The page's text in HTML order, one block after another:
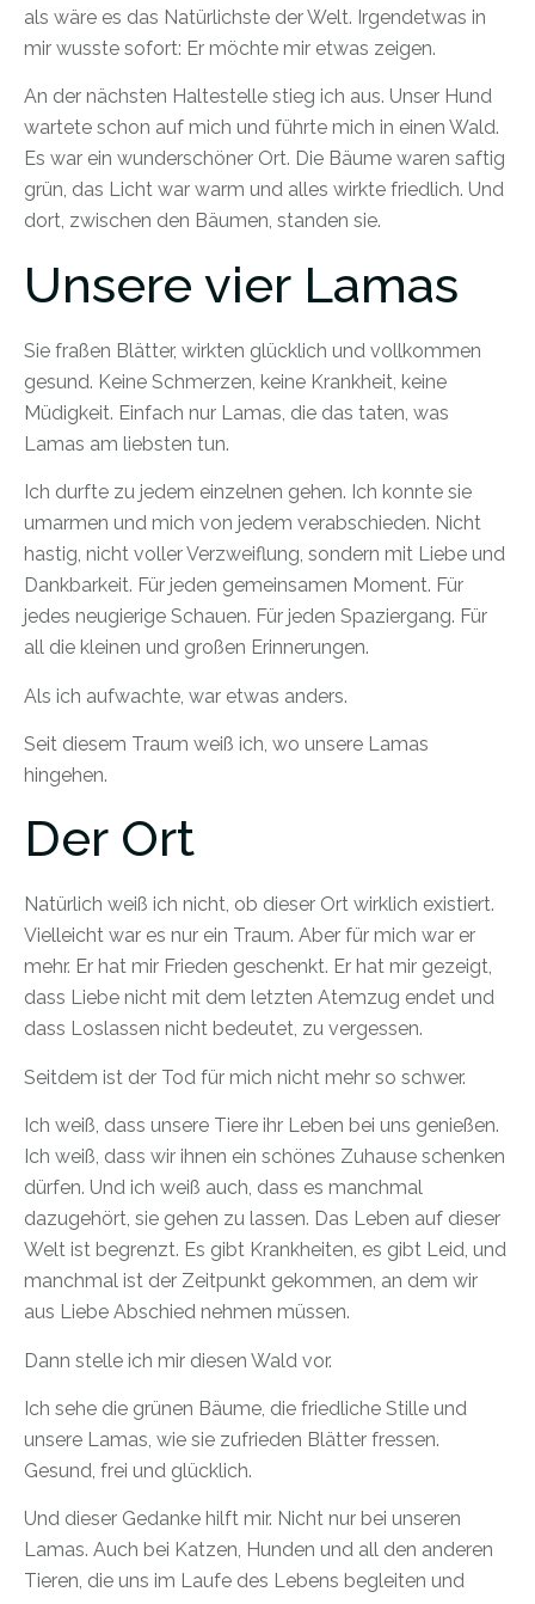
als wäre es das Natürlichste der Welt. Irgendetwas in
mir wusste sofort: Er möchte mir etwas zeigen.
An der nächsten Haltestelle stieg ich aus. Unser Hund
wartete schon auf mich und führte mich in einen Wald.
Es war ein wunderschöner Ort. Die Bäume waren saftig
grün, das Licht war warm und alles wirkte friedlich. Und
dort, zwischen den Bäumen, standen sie.
Unsere vier Lamas
Sie fraßen Blätter, wirkten glücklich und vollkommen
gesund. Keine Schmerzen, keine Krankheit, keine
Müdigkeit. Einfach nur Lamas, die das taten, was
Lamas am liebsten tun.
Ich durfte zu jedem einzelnen gehen. Ich konnte sie
umarmen und mich von jedem verabschieden. Nicht
hastig, nicht voller Verzweiflung, sondern mit Liebe und
Dankbarkeit. Für jeden gemeinsamen Moment. Für
jedes neugierige Schauen. Für jeden Spaziergang. Für
all die kleinen und großen Erinnerungen.
Als ich aufwachte, war etwas anders.
Seit diesem Traum weiß ich, wo unsere Lamas
hingehen.
Der Ort
Natürlich weiß ich nicht, ob dieser Ort wirklich existiert.
Vielleicht war es nur ein Traum. Aber für mich war er
mehr. Er hat mir Frieden geschenkt. Er hat mir gezeigt,
dass Liebe nicht mit dem letzten Atemzug endet und
dass Loslassen nicht bedeutet, zu vergessen.
Seitdem ist der Tod für mich nicht mehr so schwer.
Ich weiß, dass unsere Tiere ihr Leben bei uns genießen.
Ich weiß, dass wir ihnen ein schönes Zuhause schenken
dürfen. Und ich weiß auch, dass es manchmal
dazugehört, sie gehen zu lassen. Das Leben auf dieser
Welt ist begrenzt. Es gibt Krankheiten, es gibt Leid, und
manchmal ist der Zeitpunkt gekommen, an dem wir
aus Liebe Abschied nehmen müssen.
Dann stelle ich mir diesen Wald vor.
Ich sehe die grünen Bäume, die friedliche Stille und
unsere Lamas, wie sie zufrieden Blätter fressen.
Gesund, frei und glücklich.
Und dieser Gedanke hilft mir. Nicht nur bei unseren
Lamas. Auch bei Katzen, Hunden und all den anderen
Tieren, die uns im Laufe des Lebens begleiten und